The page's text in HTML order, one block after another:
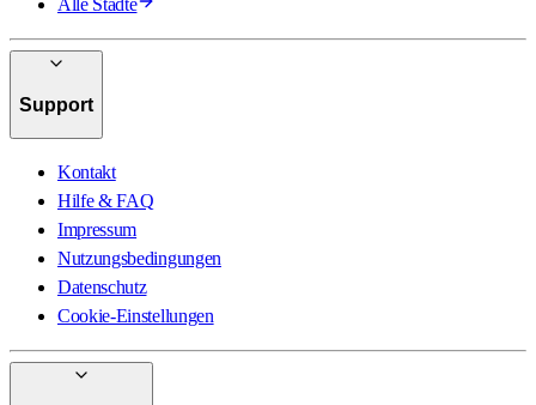
Support
Kontakt
Hilfe & FAQ
Impressum
Nutzungsbedingungen
Datenschutz
Cookie-Einstellungen